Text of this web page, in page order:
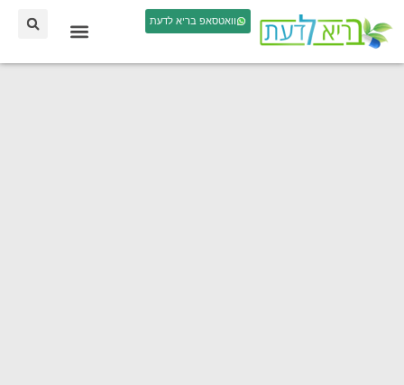
וואטסאפ בריא לדעת